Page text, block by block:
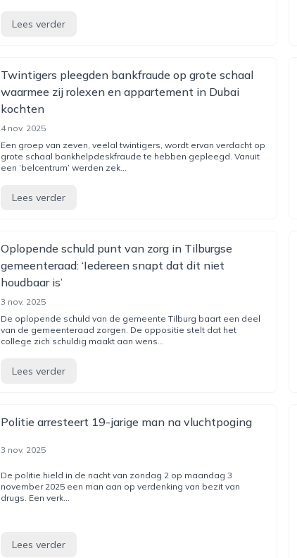
Lees verder
Twintigers pleegden bankfraude op grote schaal
waarmee zij rolexen en appartement in Dubai
kochten
4 nov. 2025
Een groep van zeven, veelal twintigers, wordt ervan verdacht op
grote schaal bankhelpdeskfraude te hebben gepleegd. Vanuit
een ‘belcentrum’ werden zek...
Lees verder
Oplopende schuld punt van zorg in Tilburgse
gemeenteraad: ‘Iedereen snapt dat dit niet
houdbaar is’
3 nov. 2025
De oplopende schuld van de gemeente Tilburg baart een deel
van de gemeenteraad zorgen. De oppositie stelt dat het
college zich schuldig maakt aan wens...
Lees verder
Politie arresteert 19-jarige man na vluchtpoging
3 nov. 2025
De politie hield in de nacht van zondag 2 op maandag 3
november 2025 een man aan op verdenking van bezit van
drugs. Een verk...
Lees verder